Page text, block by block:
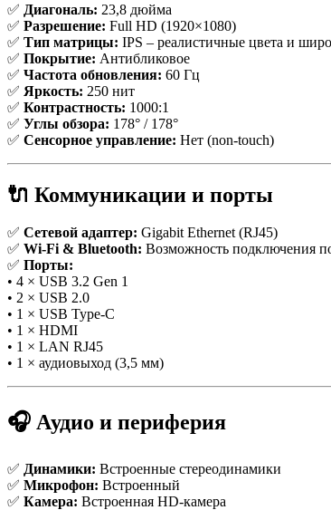
✅ Диагональ: 23,8 дюйма
✅ Разрешение: Full HD (1920×1080)
✅ Тип матрицы: IPS – реалистичные цвета и
✅ Покрытие: Антибликовое
✅ Частота обновления: 60 Гц
✅ Яркость: 250 нит
✅ Контрастность: 1000:1
✅ Углы обзора: 178° / 178°
✅ Сенсорное управление: Нет (non-touch)
🔌 Коммуникации и порты
✅ Сетевой адаптер: Gigabit Ethernet (RJ45)
✅ Wi-Fi & Bluetooth: Возможность подключения
✅ Порты:
• 4 × USB 3.2 Gen 1
• 2 × USB 2.0
• 1 × USB Type-C
• 1 × HDMI
• 1 × LAN RJ45
• 1 × аудиовыход (3,5 мм)
🎧 Аудио и периферия
✅ Динамики: Встроенные стереодинамики
✅ Микрофон: Встроенный
✅ Камера: Встроенная HD-камера